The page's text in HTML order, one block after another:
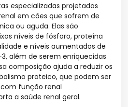
especializadas projetadas
em cães que sofrem de
ou aguda. Elas são
níveis de fósforo, proteína
e níveis aumentados de
além de serem enriquecidas
composição ajuda a reduzir os
proteico, que podem ser
função renal
a saúde renal geral.